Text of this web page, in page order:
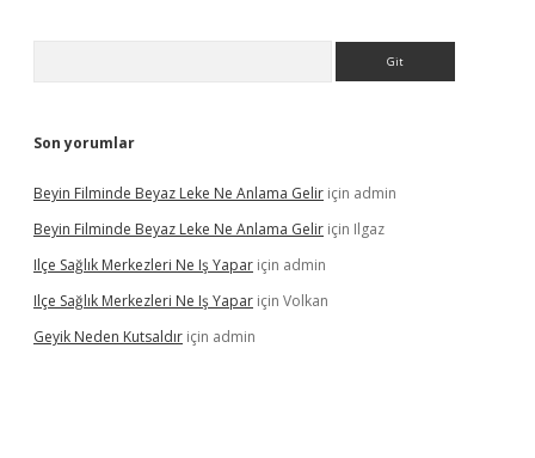
Son yorumlar
Beyin Filminde Beyaz Leke Ne Anlama Gelir için admin
Beyin Filminde Beyaz Leke Ne Anlama Gelir için Ilgaz
Ilçe Sağlık Merkezleri Ne Iş Yapar için admin
Ilçe Sağlık Merkezleri Ne Iş Yapar için Volkan
Geyik Neden Kutsaldır için admin